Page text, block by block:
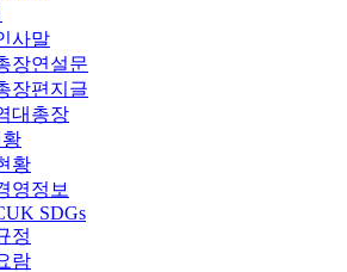
사말
장연설문
장편지글
대총장
황
영정보
SDGs
정
람